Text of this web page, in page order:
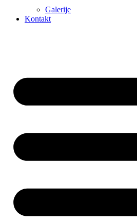
Galerije
Kontakt